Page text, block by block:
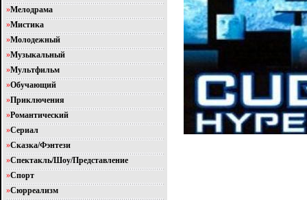
»Мелодрама
»Мистика
»Молодежный
»Музыкальный
»Мультфильм
»Обучающий
»Приключения
»Романтический
»Сериал
»Сказка/Фэнтези
»Спектакль/Шоу/Представление
»Спорт
»Сюрреализм